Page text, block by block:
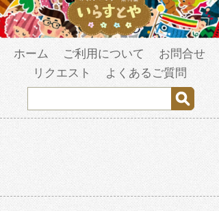
ホーム ご利用について
お問合せ
リクエスト
よくあるご質問